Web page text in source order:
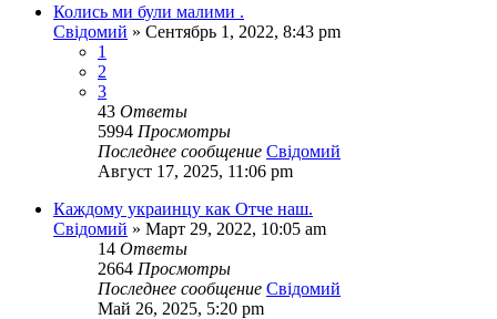
Колись ми були малими .
Свідомий » Сентябрь 1, 2022, 8:43 pm
1
2
3
43 Ответы
5994 Просмотры
Последнее сообщение Свідомий
Август 17, 2025, 11:06 pm
Каждому украинцу как Отче наш.
Свідомий » Март 29, 2022, 10:05 am
14 Ответы
2664 Просмотры
Последнее сообщение Свідомий
Май 26, 2025, 5:20 pm